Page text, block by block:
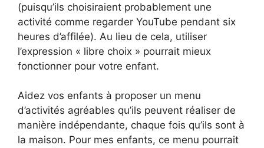
(puisqu’ils choisiraient probablement une
activité comme regarder YouTube pendant six
heures d’affilée). Au lieu de cela, utiliser
l’expression « libre choix » pourrait mieux
fonctionner pour votre enfant.
Aidez vos enfants à proposer un menu
d’activités agréables qu’ils peuvent réaliser de
manière indépendante, chaque fois qu’ils sont à
la maison. Pour mes enfants, ce menu pourrait